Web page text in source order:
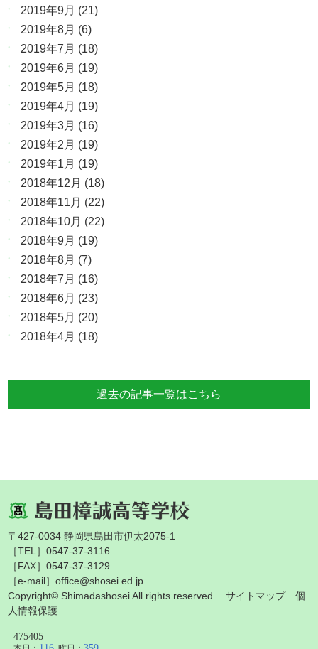
2019年9月 (21)
2019年8月 (6)
2019年7月 (18)
2019年6月 (19)
2019年5月 (18)
2019年4月 (19)
2019年3月 (16)
2019年2月 (19)
2019年1月 (19)
2018年12月 (18)
2018年11月 (22)
2018年10月 (22)
2018年9月 (19)
2018年8月 (7)
2018年7月 (16)
2018年6月 (23)
2018年5月 (20)
2018年4月 (18)
過去の記事一覧はこちら
〒427-0034 静岡県島田市伊太2075-1
［TEL］0547-37-3116
［FAX］0547-37-3129
［e-mail］office@shosei.ed.jp
Copyright© Shimadashosei All rights reserved.サイトマップ
個
人情報保護